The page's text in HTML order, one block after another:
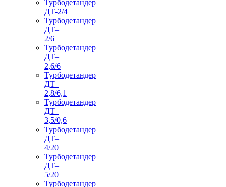
Турбодетандер
ДТ-2/4
Турбодетандер
ДТ–
2/6
Турбодетандер
ДТ–
2,6/6
Турбодетандер
ДТ–
2,8/6,1
Турбодетандер
ДТ–
3,5/0,6
Турбодетандер
ДТ–
4/20
Турбодетандер
ДТ–
5/20
Турбодетандер